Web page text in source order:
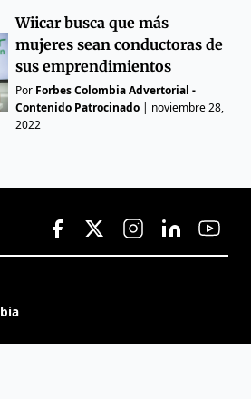
Wiicar busca que más
mujeres sean conductoras de
sus emprendimientos
Por Forbes Colombia Advertorial -
Contenido Patrocinado | noviembre 28,
2022